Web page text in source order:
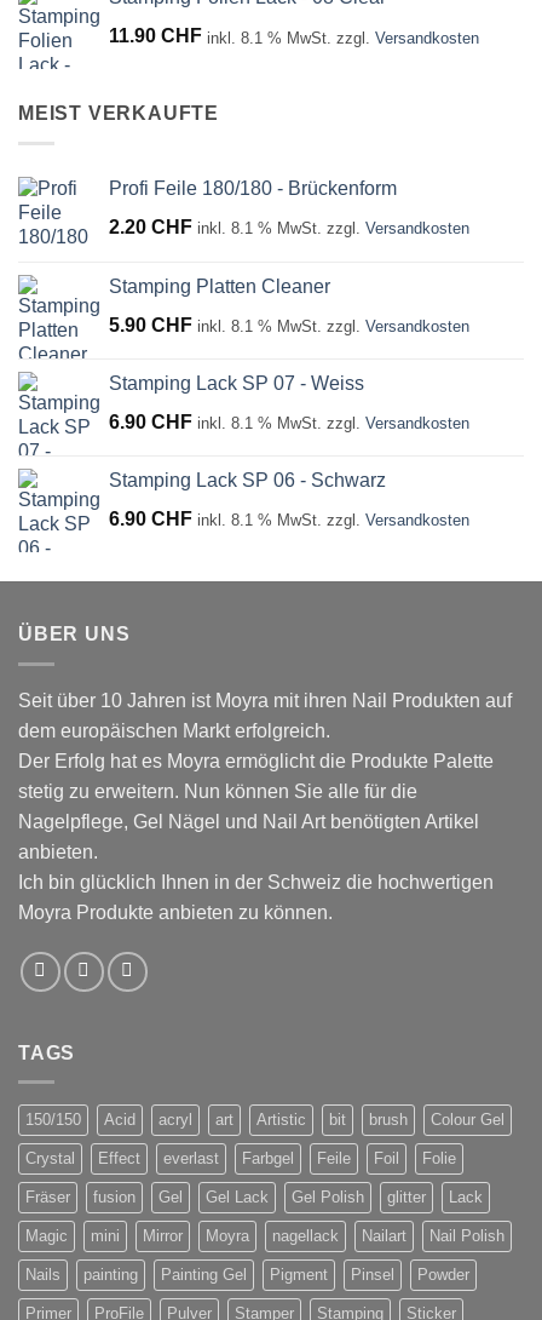
11.90 CHF inkl. 8.1 % MwSt. zzgl. Versandkosten
MEIST VERKAUFTE
Profi Feile 180/180 - Brückenform
2.20 CHF inkl. 8.1 % MwSt. zzgl. Versandkosten
Stamping Platten Cleaner
5.90 CHF inkl. 8.1 % MwSt. zzgl. Versandkosten
Stamping Lack SP 07 - Weiss
6.90 CHF inkl. 8.1 % MwSt. zzgl. Versandkosten
Stamping Lack SP 06 - Schwarz
6.90 CHF inkl. 8.1 % MwSt. zzgl. Versandkosten
ÜBER UNS
Seit über 10 Jahren ist Moyra mit ihren Nail Produkten auf
dem europäischen Markt erfolgreich.
Der Erfolg hat es Moyra ermöglicht die Produkte Palette
stetig zu erweitern. Nun können Sie alle für die
Nagelpflege, Gel Nägel und Nail Art benötigten Artikel
anbieten.
Ich bin glücklich Ihnen in der Schweiz die hochwertigen
Moyra Produkte anbieten zu können.
TAGS
150/150 Acid acryl art Artistic bit brush Colour Gel
Crystal Effect everlast Farbgel Feile Foil Folie
Fräser fusion Gel Gel Lack Gel Polish glitter Lack
Magic mini Mirror Moyra nagellack Nailart Nail Polish
Nails painting Painting Gel Pigment Pinsel Powder
Primer ProFile Pulver Stamper Stamping Sticker